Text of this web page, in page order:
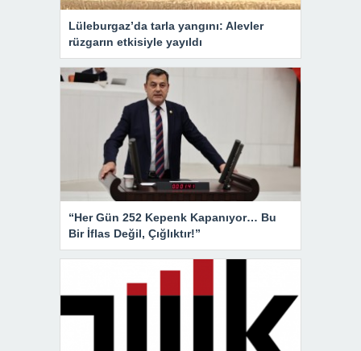
Lüleburgaz’da tarla yangını: Alevler
rüzgarın etkisiyle yayıldı
“Her Gün 252 Kepenk Kapanıyor… Bu
Bir İflas Değil, Çığlıktır!”